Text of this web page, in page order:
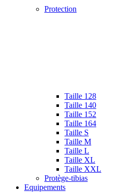
Protection
Taille 128
Taille 140
Taille 152
Taille 164
Taille S
Taille M
Taille L
Taille XL
Taille XXL
Protège-tibias
Equipements